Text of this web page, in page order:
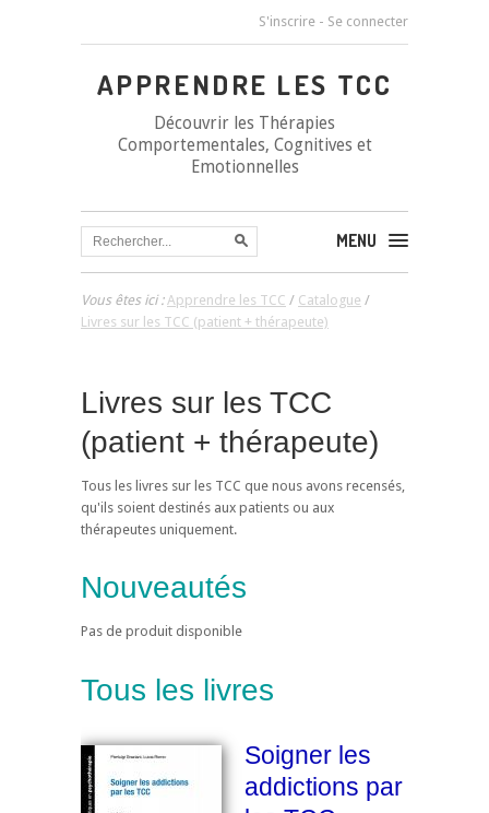
S'inscrire - Se connecter
APPRENDRE LES TCC
Découvrir les Thérapies
Comportementales, Cognitives et
Emotionnelles
MENU
Vous êtes ici :Apprendre les TCC / Catalogue /
Livres sur les TCC (patient + thérapeute)
Livres sur les TCC
(patient + thérapeute)
Tous les livres sur les TCC que nous avons recensés,
qu'ils soient destinés aux patients ou aux
thérapeutes uniquement.
Nouveautés
Pas de produit disponible
Tous les livres
Soigner les
addictions par